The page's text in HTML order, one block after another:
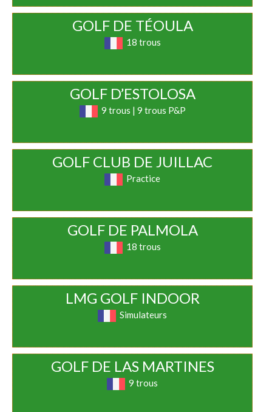
GOLF DE TÉOULA
18 trous
GOLF D’ESTOLOSA
9 trous | 9 trous P&P
GOLF CLUB DE JUILLAC
Practice
GOLF DE PALMOLA
18 trous
LMG GOLF INDOOR
Simulateurs
GOLF DE LAS MARTINES
9 trous